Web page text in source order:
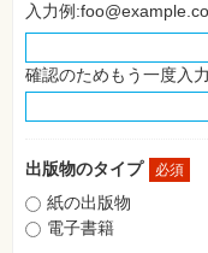
メ
ラ・
真
資
験
プ
ロ
グ
入力例
確認のためもう一度入
出版物のタイプ 必須
紙の出版物
電子書籍